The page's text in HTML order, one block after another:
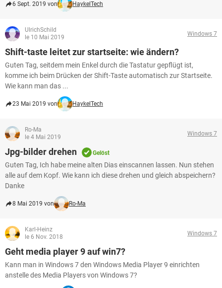
6 Sept. 2019 von HaykelTech
UlrichSchild
le 10 Mai 2019
Windows 7
Shift-taste leitet zur startseite: wie ändern?
Guten Tag, seitdem mein Enkel durch die Tastatur gepflügt ist,
komme ich beim Drücken der Shift-Taste automatisch zur Startseite.
Wie kann man das ...
23 Mai 2019 von HaykelTech
Ro-Ma
le 4 Mai 2019
Windows 7
Jpg-bilder drehen Gelöst
Guten Tag, Ich habe meine alten Dias einscannen lassen. Nun stehen
alle auf dem Kopf. Wie kann ich diese drehen und gleich abspeichern?
Danke
8 Mai 2019 von Ro-Ma
Karl-Heinz
le 6 Nov. 2018
Windows 7
Geht media player 9 auf win7?
Kann man in Windows 7 den Windows Media Player 9 einrichten
anstelle des Media Players von Windows 7?